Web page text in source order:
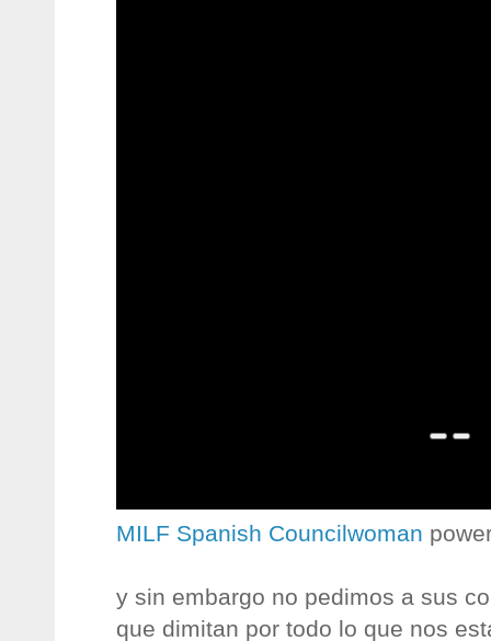
MILF Spanish Councilwoman
y sin embargo no pedimos a sus
que dimitan por todo lo que nos